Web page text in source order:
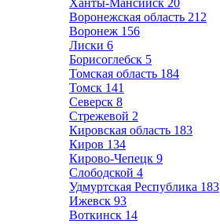
Ханты-Мансийск 20
Воронежская область 212
Воронеж 156
Лиски 6
Борисоглебск 5
Томская область 184
Томск 141
Северск 8
Стрежевой 2
Кировская область 183
Киров 134
Кирово-Чепецк 9
Слободской 4
Удмуртская Республика 183
Ижевск 93
Воткинск 14